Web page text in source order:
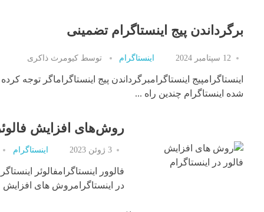
برگرداندن پیج اینستاگرام تضمینی
12 سپتامبر 2024 اینستاگرام توسط کیومرث ذاکری
اینستاگرامپیج اینستاگرامبرگرداندن پیج اینستاگراماگر توجه
شده اینستاگرام چندین راه ...
روش‌های افزایش
3 ژوئن 2023 اینستاگرام
فالوور اینستاگرامفالوئر
در اینستاگرامروش های افزایش